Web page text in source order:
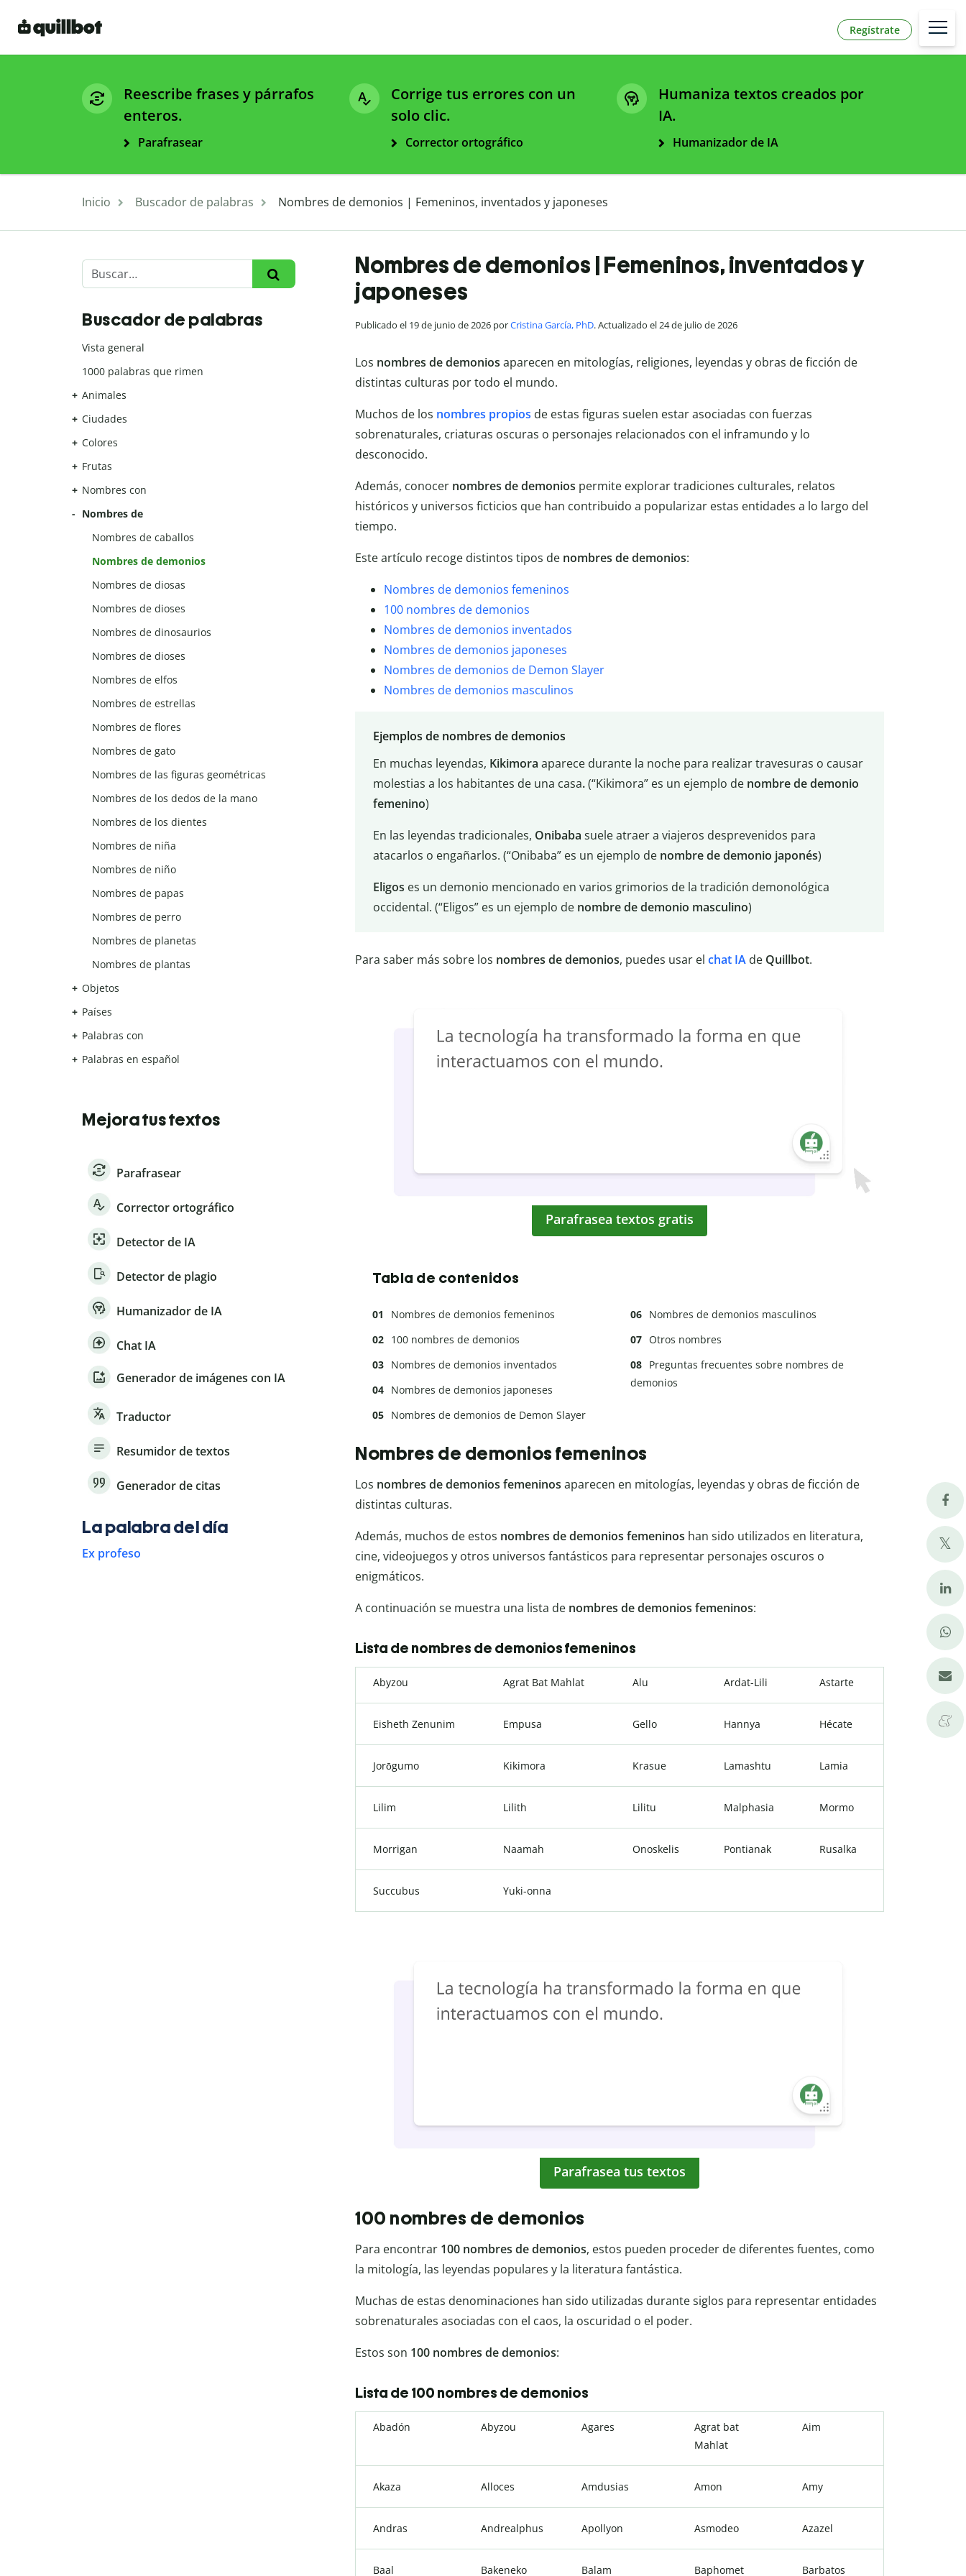
Regístrate
Reescribe frases y párrafos
enteros.
Parafrasear
Corrige tus errores con un
solo clic.
Corrector ortográfico
Humaniza textos creados por
IA.
Humanizador de IA
Inicio Buscador de palabras Nombres de demonios | Femeninos, inventados y japoneses
Nombres de demonios | Femeninos, inventados y
japoneses
Publicado el 19 de junio de 2026 porCristina García, PhD. Actualizado el 24 de julio de 2026
Los nombres de demonios aparecen en mitologías, religiones, leyendas y obras de ficción de
distintas culturas por todo el mundo.
Muchos de los nombres propios de estas figuras suelen estar asociadas con fuerzas
sobrenaturales, criaturas oscuras o personajes relacionados con el inframundo y lo
desconocido.
Además, conocer nombres de demonios permite explorar tradiciones culturales, relatos
históricos y universos ficticios que han contribuido a popularizar estas entidades a lo largo del
tiempo.
Este artículo recoge distintos tipos de nombres de demonios:
Nombres de demonios femeninos
100 nombres de demonios
Nombres de demonios inventados
Nombres de demonios japoneses
Nombres de demonios de Demon Slayer
Nombres de demonios masculinos
Ejemplos de nombres de demonios
En muchas leyendas, Kikimora aparece durante la noche para realizar travesuras o causar
molestias a los habitantes de una casa.(“Kikimora” es un ejemplo de nombre de demonio
femenino)
En las leyendas tradicionales, Onibaba suele atraer a viajeros desprevenidos para
atacarlos o engañarlos. (“Onibaba” es un ejemplo de nombre de demonio japonés)
Eligos es un demonio mencionado en varios grimorios de la tradición demonológica
occidental. (“Eligos” es un ejemplo de nombre de demonio masculino)
Para saber más sobre los nombres de demonios, puedes usar el chat IA de Quillbot.
Parafrasea textos gratis
Tabla de contenidos
Nombres de demonios femeninos
100 nombres de demonios
Nombres de demonios inventados
Nombres de demonios japoneses
Nombres de demonios de Demon Slayer
Nombres de demonios masculinos
Otros nombres
Preguntas frecuentes sobre nombres de
demonios
Nombres de demonios femeninos
Los nombres de demonios femeninos aparecen en mitologías, leyendas y obras de ficción de
distintas culturas.
Además, muchos de estos nombres de demonios femeninos han sido utilizados en literatura,
cine, videojuegos y otros universos fantásticos para representar personajes oscuros o
enigmáticos.
A continuación se muestra una lista de nombres de demonios femeninos:
Lista de nombres de demonios femeninos
Abyzou Agrat Bat Mahlat Alu Ardat-Lili Astarte
Eisheth Zenunim Empusa Gello Hannya Hécate
Jorōgumo Kikimora Krasue Lamashtu Lamia
Lilim Lilith Lilitu Malphasia Mormo
Morrigan Naamah Onoskelis Pontianak Rusalka
Succubus Yuki-onna
Parafrasea tus textos
100 nombres de demonios
Para encontrar 100 nombres de demonios, estos pueden proceder de diferentes fuentes, como
la mitología, las leyendas populares y la literatura fantástica.
Muchas de estas denominaciones han sido utilizadas durante siglos para representar entidades
sobrenaturales asociadas con el caos, la oscuridad o el poder.
Estos son 100 nombres de demonios:
Lista de 100 nombres de demonios
Abadón Abyzou Agares
Agrat bat
Mahlat
Aim
Akaza Alloces Amdusias Amon Amy
Andras Andrealphus Apollyon Asmodeo Azazel
Baal Bakeneko Balam Baphomet Barbatos
Buscador de palabras
Vista general
1000 palabras que rimen
Animales
Ciudades
Colores
Frutas
Nombres con
Nombres de
Nombres de caballos
Nombres de demonios
Nombres de diosas
Nombres de dioses
Nombres de dinosaurios
Nombres de dioses
Nombres de elfos
Nombres de estrellas
Nombres de flores
Nombres de gato
Nombres de las figuras geométricas
Nombres de los dedos de la mano
Nombres de los dientes
Nombres de niña
Nombres de niño
Nombres de papas
Nombres de perro
Nombres de planetas
Nombres de plantas
Objetos
Países
Palabras con
Palabras en español
Mejora tus textos
Parafrasear
Corrector ortográfico
Detector de IA
Detector de plagio
Humanizador de IA
Chat IA
Generador de imágenes con IA
Traductor
Resumidor de textos
Generador de citas
La palabra del día
Ex profeso